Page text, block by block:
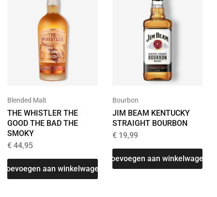
Blended Malt
THE WHISTLER THE
GOOD THE BAD THE
SMOKY
€ 44,95
Toevoegen aan winkelwagen
Bourbon
JIM BEAM KENTUCKY
STRAIGHT BOURBON
€19,99
Toevoegen aan winkelwagen